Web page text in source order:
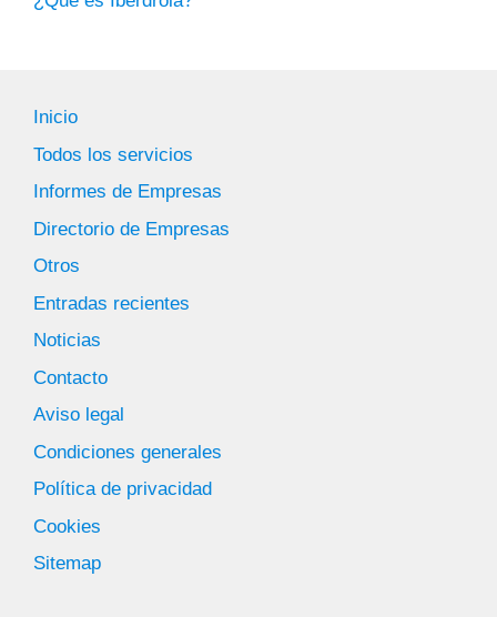
Inicio
Todos los servicios
Informes de Empresas
Directorio de Empresas
Otros
Entradas recientes
Noticias
Contacto
Aviso legal
Condiciones generales
Política de privacidad
Cookies
Sitemap